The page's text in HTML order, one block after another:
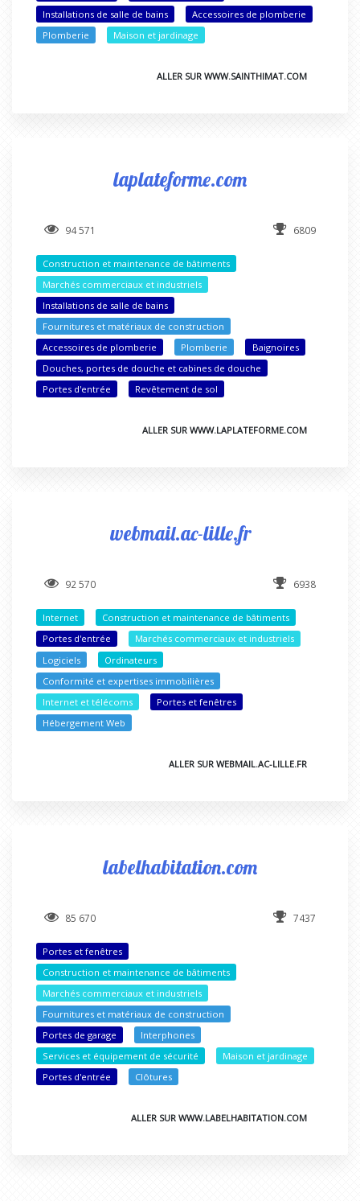
Installations de salle de bains
Accessoires de plomberie
Plomberie
Maison et jardinage
ALLER SUR WWW.SAINTHIMAT.COM
laplateforme.com
94 571 6809
Construction et maintenance de bâtiments
Marchés commerciaux et industriels
Installations de salle de bains
Fournitures et matériaux de construction
Accessoires de plomberie
Plomberie
Baignoires
Douches, portes de douche et cabines de douche
Portes d'entrée
Revêtement de sol
ALLER SUR WWW.LAPLATEFORME.COM
webmail.ac-lille.fr
92 570 6938
Internet
Construction et maintenance de bâtiments
Portes d'entrée
Marchés commerciaux et industriels
Logiciels
Ordinateurs
Conformité et expertises immobilières
Internet et télécoms
Portes et fenêtres
Hébergement Web
ALLER SUR WEBMAIL.AC-LILLE.FR
labelhabitation.com
85 670 7437
Portes et fenêtres
Construction et maintenance de bâtiments
Marchés commerciaux et industriels
Fournitures et matériaux de construction
Portes de garage
Interphones
Services et équipement de sécurité
Maison et jardinage
Portes d'entrée
Clôtures
ALLER SUR WWW.LABELHABITATION.COM